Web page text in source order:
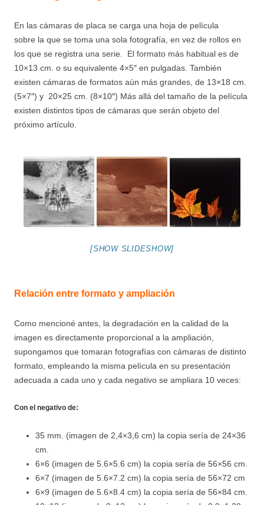
En las cámaras de placa se carga una hoja de película
sobre la que se toma una sola fotografía, en vez de rollos en
los que se registra una serie. El formato más habitual es de
10×13 cm. o su equivalente 4×5″ en pulgadas. También
existen cámaras de formatos aún más grandes, de 13×18 cm.
(5×7″) y 20×25 cm. (8×10″) Más allá del tamaño de la película
existen distintos tipos de cámaras que serán objeto del
próximo artículo.
[SHOW SLIDESHOW]
Relación entre formato y ampliación
Como mencioné antes, la degradación en la calidad de la
imagen es directamente proporcional a la ampliación,
supongamos que tomaran fotografías con cámaras de distinto
formato, empleando la misma película en su presentación
adecuada a cada uno y cada negativo se ampliara 10 veces:
Con el negativo de:
35 mm. (imagen de 2,4×3,6 cm) la copia sería de 24×36
cm.
6×6 (imagen de 5.6×5.6 cm) la copia sería de 56×56 cm.
6×7 (imagen de 5.6×7.2 cm) la copia sería de 56×72 cm
6×9 (imagen de 5.6×8.4 cm) la copia sería de 56×84 cm.